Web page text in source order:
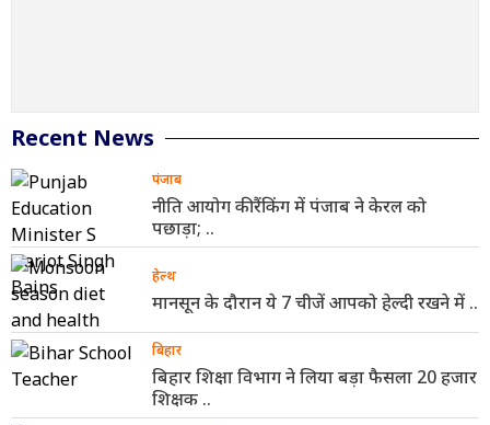
Recent News
पंजाब
नीति आयोग की रैंकिंग में पंजाब ने केरल को
पछाड़ा; ..
हेल्थ
मानसून के दौरान ये 7 चीजें आपको हेल्दी रखने में ..
बिहार
बिहार शिक्षा विभाग ने लिया बड़ा फैसला 20 हजार
शिक्षक ..